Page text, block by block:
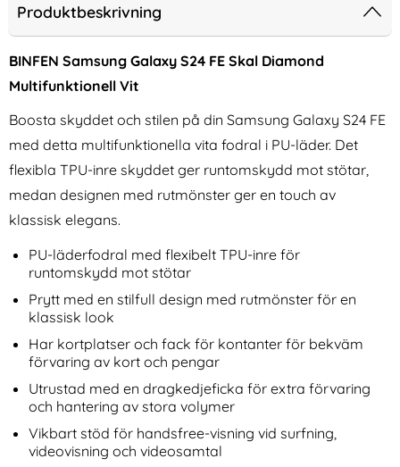
Silicone Gul
STARTRC GAMES 2-PACK
Nintendo Switch 2 Joy-Con
rea pris
249 krtidigare pris
249 kr
Tillgänglighet:
I lager
Köp
2-PACK Nintendo Switch 2 Joy-Con Ratt (Röd/
CASEME iPhone 16 Pro Max
rea pris
249 krtidigare pris
249 kr
CASEME iPhone 16 Pro Max
Produktbeskrivning
BINFEN Samsung Galaxy S24 FE Skal Diamond
Multifunktionell Vit
Boosta skyddet och stilen på din Samsung Galaxy S24 FE
med detta multifunktionella vita fodral i PU-läder. Det
flexibla TPU-inre skyddet ger runtomskydd mot stötar,
medan designen med rutmönster ger en touch av
klassisk elegans.
PU-läderfodral med flexibelt TPU-inre för
runtomskydd mot stötar
Prytt med en stilfull design med rutmönster för en
klassisk look
Har kortplatser och fack för kontanter för bekväm
förvaring av kort och pengar
Utrustad med en dragkedjeficka för extra förvaring
och hantering av stora volymer
Vikbart stöd för handsfree-visning vid surfning,
videovisning och videosamtal